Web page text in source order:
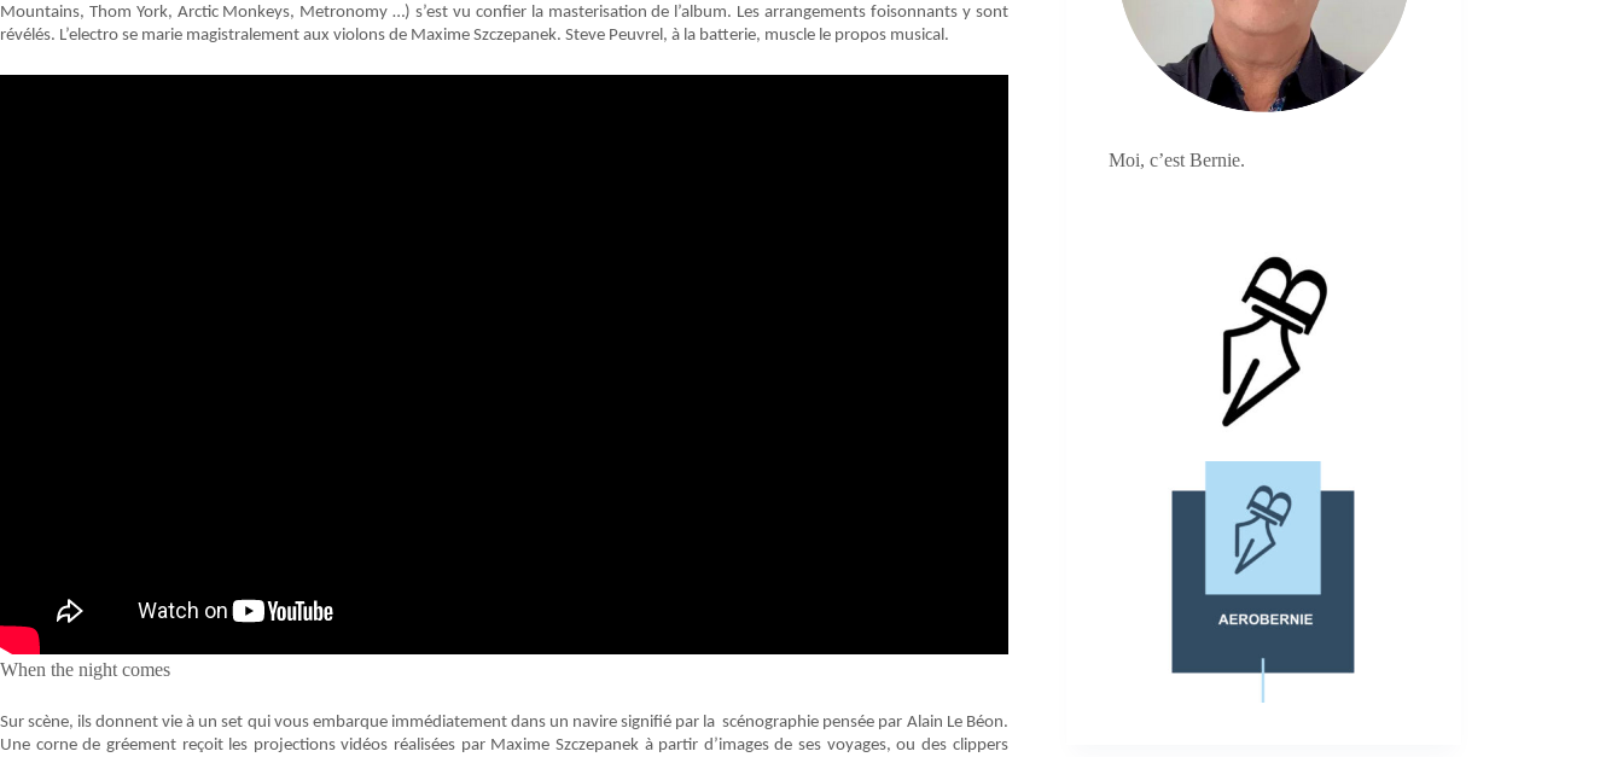
Mountains, Thom York, Arctic Monkeys, Metronomy …) s’est vu confier la masterisation de l’album. Les arrangements foisonnants y sont
révélés. L’electro se marie magistralement aux violons de Maxime Szczepanek. Steve Peuvrel, à la batterie, muscle le propos musical.
When the night comes
Sur scène, ils donnent vie à un set qui vous embarque immédiatement dans un navire signifié par la scénographie pensée par Alain Le Béon.
Une corne de gréement reçoit les projections vidéos réalisées par Maxime Szczepanek à partir d’images de ses voyages, ou des clippers
Moi, c’est Bernie.